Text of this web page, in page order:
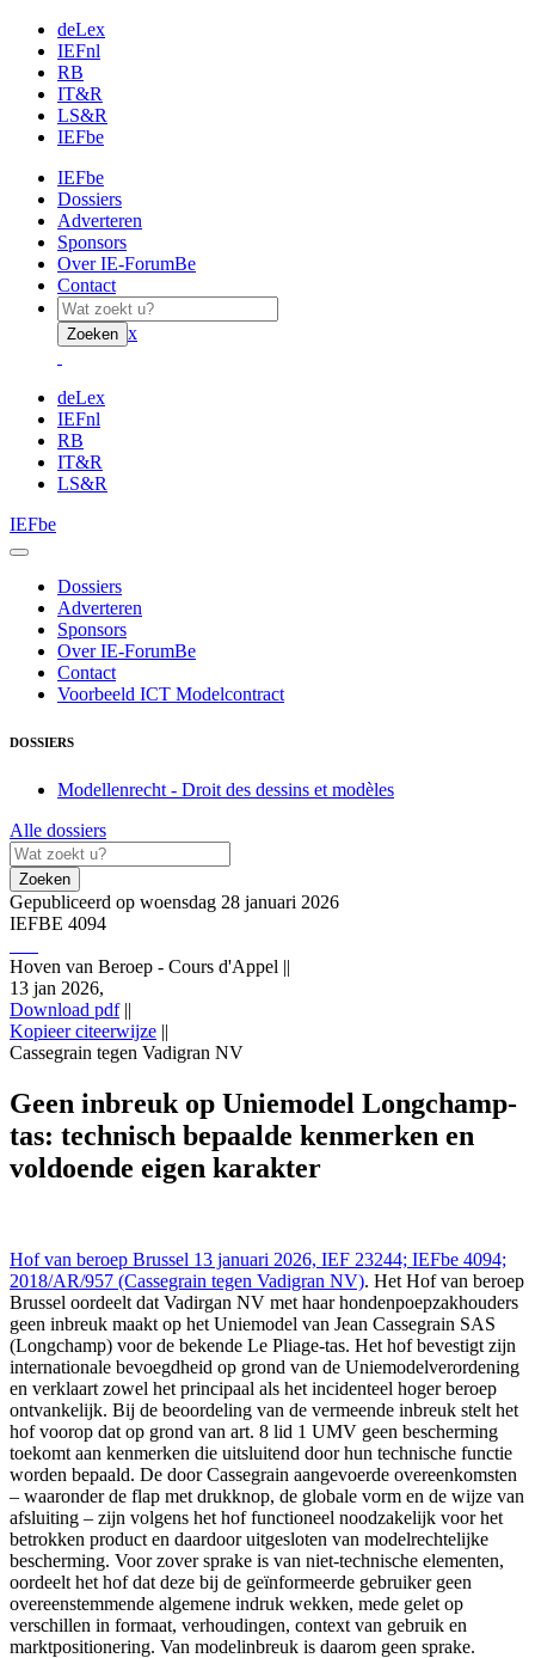
deLex
IEFnl
RB
IT&R
LS&R
IEFbe
IEFbe
Dossiers
Adverteren
Sponsors
Over IE-ForumBe
Contact
Zoeken x
deLex
IEFnl
RB
IT&R
LS&R
IEFbe
Dossiers
Adverteren
Sponsors
Over IE-ForumBe
Contact
Voorbeeld ICT Modelcontract
DOSSIERS
Modellenrecht - Droit des dessins et modèles
Alle dossiers
Zoeken
Gepubliceerd op woensdag 28 januari 2026
IEFBE 4094
Hoven van Beroep - Cours d'Appel ||
13 jan 2026,
Download pdf||
Kopieer citeerwijze ||
Cassegrain tegen Vadigran NV
(Cassegrain tegen Vadigran NV), https://redactie-
delex.cshark.nl/artikelen/geen-inbreuk-op-uniemodel-longchamp-
tas-technisch-bepaalde-kenmerken-en-voldoende-eigen-karakter
Geen inbreuk op Uniemodel Longchamp-
tas: technisch bepaalde kenmerken en
voldoende eigen karakter
Hof van beroep Brussel 13 januari 2026, IEF 23244; IEFbe 4094;
2018/AR/957 (Cassegrain tegen Vadigran NV). Het Hof van beroep
Brussel oordeelt dat Vadirgan NV met haar hondenpoepzakhouders
geen inbreuk maakt op het Uniemodel van Jean Cassegrain SAS
(Longchamp) voor de bekende Le Pliage-tas. Het hof bevestigt zijn
internationale bevoegdheid op grond van de Uniemodelverordening
en verklaart zowel het principaal als het incidenteel hoger beroep
ontvankelijk. Bij de beoordeling van de vermeende inbreuk stelt het
hof voorop dat op grond van art. 8 lid 1 UMV geen bescherming
toekomt aan kenmerken die uitsluitend door hun technische functie
worden bepaald. De door Cassegrain aangevoerde overeenkomsten
– waaronder de flap met drukknop, de globale vorm en de wijze van
afsluiting – zijn volgens het hof functioneel noodzakelijk voor het
betrokken product en daardoor uitgesloten van modelrechtelijke
bescherming. Voor zover sprake is van niet-technische elementen,
oordeelt het hof dat deze bij de geïnformeerde gebruiker geen
overeenstemmende algemene indruk wekken, mede gelet op
verschillen in formaat, verhoudingen, context van gebruik en
marktpositionering. Van modelinbreuk is daarom geen sprake.